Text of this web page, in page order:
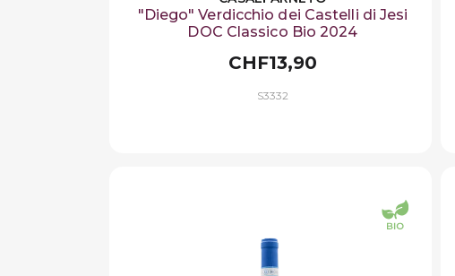
"Diego" Verdicchio dei Castelli di Jesi
DOC Classico Bio 2024
CHF13,90
S3332